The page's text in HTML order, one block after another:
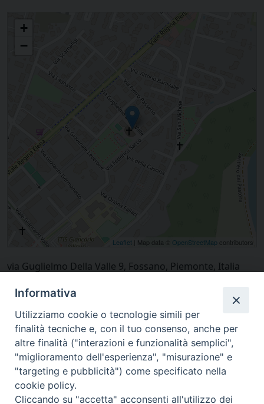
Suore di San Giuseppe di Cuneo - Parrocchia Santo Spirito Fossano
+
−
Leaflet | Map data © OpenStreetMap contributors
via Guglielmo Della Valle 9, Fossano, Piemonte, Italia
Informativa
Utilizziamo cookie o tecnologie simili per
finalità tecniche e, con il tuo consenso, anche per
altre finalità ("interazioni e funzionalità semplici",
"miglioramento dell'esperienza", "misurazione" e
"targeting e pubblicità") come specificato nella
cookie policy.
Cliccando su "accetta" acconsenti all'utilizzo dei